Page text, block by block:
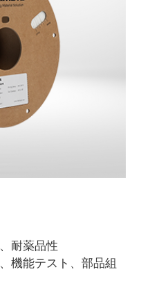
耐薬品性
機能テスト、部品組